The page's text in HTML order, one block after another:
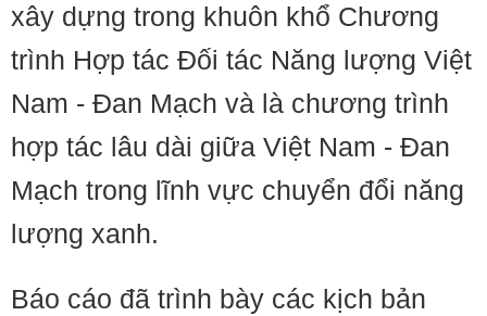
xây dựng trong khuôn khổ Chương
trình Hợp tác Đối tác Năng lượng Việt
Nam - Đan Mạch và là chương trình
hợp tác lâu dài giữa Việt Nam - Đan
Mạch trong lĩnh vực chuyển đổi năng
lượng xanh.
Báo cáo đã trình bày các kịch bản